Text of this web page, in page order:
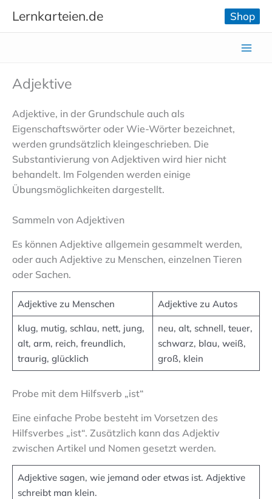
InhaltLernkarteien.de Shop
Adjektive
Adjektive, in der Grundschule auch als
Eigenschaftswörter oder Wie-Wörter bezeichnet,
werden grundsätzlich kleingeschrieben. Die
Substantivierung von Adjektiven wird hier nicht
behandelt. Im Folgenden werden einige
Übungsmöglichkeiten dargestellt.
Sammeln von Adjektiven
Es können Adjektive allgemein gesammelt werden,
oder auch Adjektive zu Menschen, einzelnen Tieren
oder Sachen.
Adjektive zu Menschen Adjektive zu Autos
klug, mutig, schlau, nett, jung,
alt, arm, reich, freundlich,
traurig, glücklich
neu, alt, schnell, teuer,
schwarz, blau, weiß,
groß, klein
Probe mit dem Hilfsverb „ist“
Eine einfache Probe besteht im Vorsetzen des
Hilfsverbes „ist“. Zusätzlich kann das Adjektiv
zwischen Artikel und Nomen gesetzt werden.
Adjektive sagen, wie jemand oder etwas ist. Adjektive
schreibt man klein.